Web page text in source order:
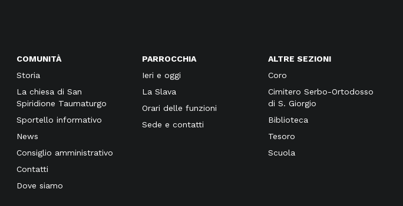
COMUNITÀ
Storia
La chiesa di San
Spiridione Taumaturgo
Sportello informativo
News
Consiglio amministrativo
Contatti
Dove siamo
PARROCCHIA
Ieri e oggi
La Slava
Orari delle funzioni
Sede e contatti
ALTRE SEZIONI
Coro
Cimitero Serbo-Ortodosso
di S. Giorgio
Biblioteca
Tesoro
Scuola